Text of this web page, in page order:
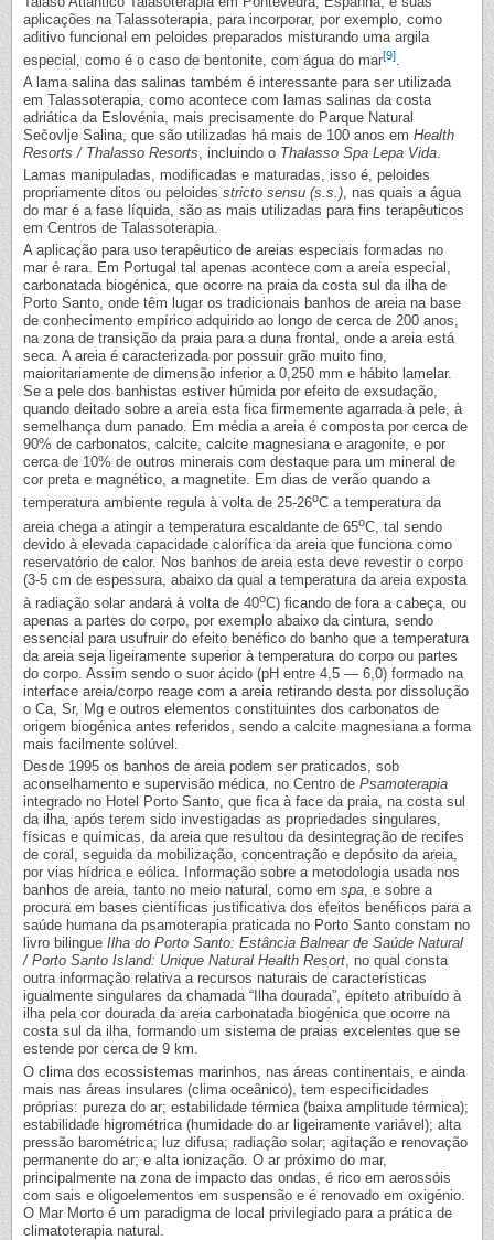
aplicações na Talassoterapia, para incorporar, por exemplo, como
aditivo funcional em peloides preparados misturando uma argila
especial, como é o caso de bentonite, com água do mar[9].
A lama salina das salinas também é interessante para ser utilizada
em Talassoterapia, como acontece com lamas salinas da costa
adriática da Eslovénia, mais precisamente do Parque Natural
Sečovlje Salina, que são utilizadas há mais de 100 anos em Health
Resorts / Thalasso Resorts, incluindo o Thalasso Spa Lepa Vida.
Lamas manipuladas, modificadas e maturadas, isso é, peloides
propriamente ditos ou peloides stricto sensu (s.s.), nas quais a água
do mar é a fase líquida, são as mais utilizadas para fins terapêuticos
em Centros de Talassoterapia.
A aplicação para uso terapêutico de areias especiais formadas no
mar é rara. Em Portugal tal apenas acontece com a areia especial,
carbonatada biogénica, que ocorre na praia da costa sul da ilha de
Porto Santo, onde têm lugar os tradicionais banhos de areia na base
de conhecimento empírico adquirido ao longo de cerca de 200 anos,
na zona de transição da praia para a duna frontal, onde a areia está
seca. A areia é caracterizada por possuir grão muito fino,
maioritariamente de dimensão inferior a 0,250 mm e hábito lamelar.
Se a pele dos banhistas estiver húmida por efeito de exsudação,
quando deitado sobre a areia esta fica firmemente agarrada à pele, à
semelhança dum panado. Em média a areia é composta por cerca de
90% de carbonatos, calcite, calcite magnesiana e aragonite, e por
cerca de 10% de outros minerais com destaque para um mineral de
cor preta e magnético, a magnetite. Em dias de verão quando a
temperatura ambiente regula à volta de 25-26oC a temperatura da
areia chega a atingir a temperatura escaldante de 65oC, tal sendo
devido à elevada capacidade calorífica da areia que funciona como
reservatório de calor. Nos banhos de areia esta deve revestir o corpo
(3-5 cm de espessura, abaixo da qual a temperatura da areia exposta
à radiação solar andará à volta de 40oC) ficando de fora a cabeça, ou
apenas a partes do corpo, por exemplo abaixo da cintura, sendo
essencial para usufruir do efeito benéfico do banho que a temperatura
da areia seja ligeiramente superior à temperatura do corpo ou partes
do corpo. Assim sendo o suor ácido (pH entre 4,5 — 6,0) formado na
interface areia/corpo reage com a areia retirando desta por dissolução
o Ca, Sr, Mg e outros elementos constituintes dos carbonatos de
origem biogénica antes referidos, sendo a calcite magnesiana a forma
mais facilmente solúvel.
Desde 1995 os banhos de areia podem ser praticados, sob
aconselhamento e supervisão médica, no Centro de Psamoterapia
integrado no Hotel Porto Santo, que fica à face da praia, na costa sul
da ilha, após terem sido investigadas as propriedades singulares,
físicas e químicas, da areia que resultou da desintegração de recifes
de coral, seguida da mobilização, concentração e depósito da areia,
por vias hídrica e eólica. Informação sobre a metodologia usada nos
banhos de areia, tanto no meio natural, como em spa, e sobre a
procura em bases científicas justificativa dos efeitos benéficos para a
saúde humana da psamoterapia praticada no Porto Santo constam no
livro bilingue Ilha do Porto Santo: Estância Balnear de Saúde Natural
/ Porto Santo Island: Unique Natural Health Resort, no qual consta
outra informação relativa a recursos naturais de características
igualmente singulares da chamada “Ilha dourada”, epíteto atribuído à
ilha pela cor dourada da areia carbonatada biogénica que ocorre na
costa sul da ilha, formando um sistema de praias excelentes que se
estende por cerca de 9 km.
O clima dos ecossistemas marinhos, nas áreas continentais, e ainda
mais nas áreas insulares (clima oceânico), tem especificidades
próprias: pureza do ar; estabilidade térmica (baixa amplitude térmica);
estabilidade higrométrica (humidade do ar ligeiramente variável); alta
pressão barométrica; luz difusa; radiação solar; agitação e renovação
permanente do ar; e alta ionização. O ar próximo do mar,
principalmente na zona de impacto das ondas, é rico em aerossóis
com sais e oligoelementos em suspensão e é renovado em oxigénio.
O Mar Morto é um paradigma de local privilegiado para a prática de
climatoterapia natural.